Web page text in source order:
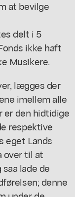
at bevilge
delt i 5
ikke haft
Musikere.
lægges der
imellem alle
er den hidtidige
respektive
eget Lands
over til at
lade de
denne